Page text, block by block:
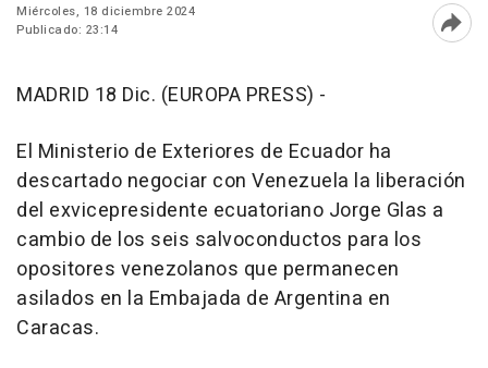
Miércoles, 18 diciembre 2024
Publicado: 23:14
MADRID 18 Dic. (EUROPA PRESS) -
El Ministerio de Exteriores de Ecuador ha
descartado negociar con Venezuela la liberación
del exvicepresidente ecuatoriano Jorge Glas a
cambio de los seis salvoconductos para los
opositores venezolanos que permanecen
asilados en la Embajada de Argentina en
Caracas.